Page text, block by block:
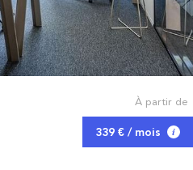
À partir de
339 € / mois